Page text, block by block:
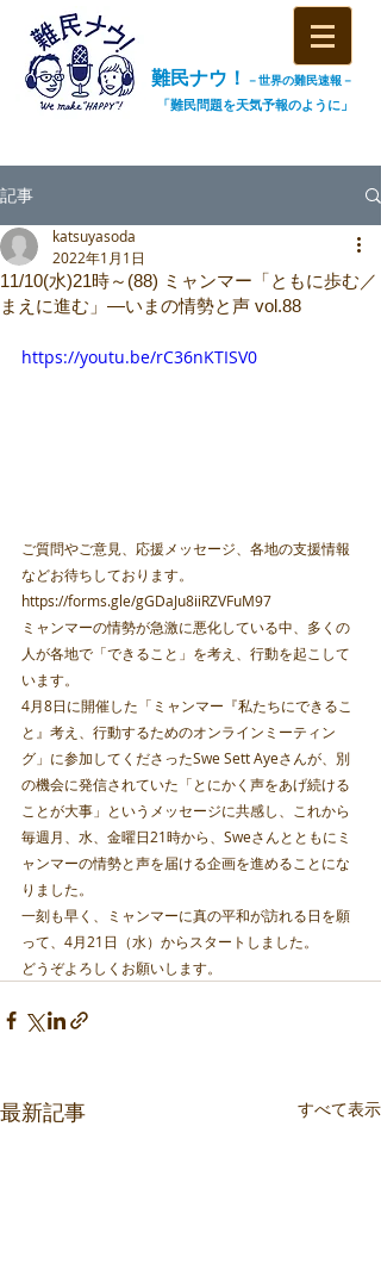
難民ナウ！ －世界の難民速報－
「難民問題を天気予報のように」
記事
11/10(水)21時～(88) ミャンマー「ともに歩む／
まえに進む」―いまの情勢と声 vol.88
katsuyasoda
2022年1月1日
https://youtu.be/rC36nKTISV0
ご質問やご意見、応援メッセージ、各地の支援情報
などお待ちしております。
https://forms.gle/gGDaJu8iiRZVFuM97
ミャンマーの情勢が急激に悪化している中、多くの
人が各地で「できること」を考え、行動を起こして
います。
4月8日に開催した「ミャンマー『私たちにできるこ
と』考え、行動するためのオンラインミーティン
グ」に参加してくださったSwe Sett Ayeさんが、別
の機会に発信されていた「とにかく声をあげ続ける
ことが大事」というメッセージに共感し、これから
毎週月、水、金曜日21時から、Sweさんとともにミ
ャンマーの情勢と声を届ける企画を進めることにな
りました。
一刻も早く、ミャンマーに真の平和が訪れる日を願
って、4月21日（水）からスタートしました。
どうぞよろしくお願いします。
最新記事 すべて表示